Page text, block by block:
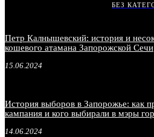
БЕЗ
Петр Калнышевский: история и
кошевого атамана Запорожской Сечи
15.06.2024
История выборов в Запорожье: как
кампания и кого выбирали в мэры
14.06.2024